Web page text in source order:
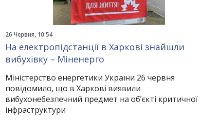
26 Червня, 10:54
На електропідстанції в Харкові знайшли
вибухівку – Міненерго
Міністерство енергетики України 26 червня
повідомило, що в Харкові виявили
вибухонебезпечний предмет на об’єкті критичної
інфраструктури